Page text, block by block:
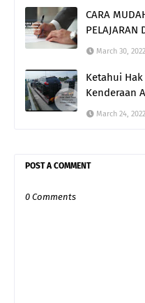
CARA
PELAJARAN
March 30, 2022
Ketahui
Kenderaan
March 24, 2022
POST A COMMENT
0 Comments